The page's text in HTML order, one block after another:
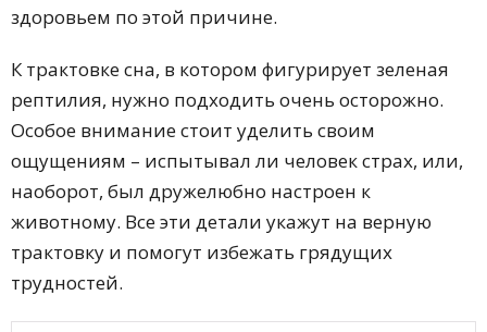
здоровьем по этой причине.
К трактовке сна, в котором фигурирует зеленая
рептилия, нужно подходить очень осторожно.
Особое внимание стоит уделить своим
ощущениям – испытывал ли человек страх, или,
наоборот, был дружелюбно настроен к
животному. Все эти детали укажут на верную
трактовку и помогут избежать грядущих
трудностей.